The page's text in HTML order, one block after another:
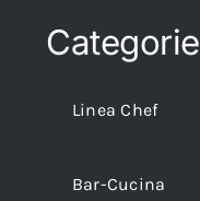
Categorie
Linea Chef
Bar-Cucina